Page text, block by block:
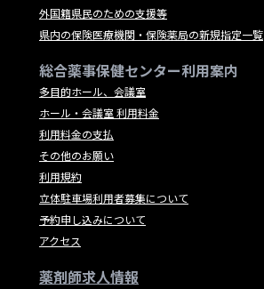
外国籍県民のための支援等
県内の保険医療機関・保険薬局の新規指定一覧
総合薬事保健センター利用案内
多目的ホール、会議室
ホール・会議室 利用料金
利用料金の支払
その他のお願い
利用規約
立体駐車場利用者募集について
予約申し込みについて
アクセス
薬剤師求人情報